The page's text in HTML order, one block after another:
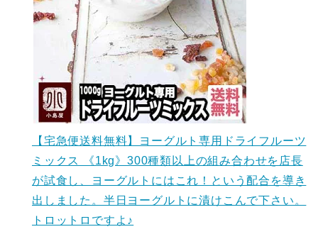
【宅急便送料無料】ヨーグルト専用ドライフルーツ
ミックス 《1kg》300種類以上の組み合わせを店長
が試食し、ヨーグルトにはこれ！という配合を導き
出しました。半日ヨーグルトに漬けこんで下さい。
トロットロですよ♪